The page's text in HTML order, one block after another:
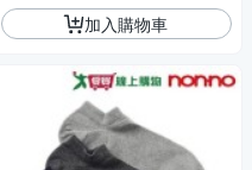
加入購物車